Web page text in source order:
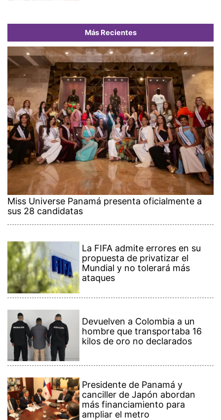
Más Recientes
Miss Universe Panamá presenta oficialmente a
sus 28 candidatas
La FIFA admite errores en su
propuesta de privatizar el
Mundial y no tolerará más
ataques
Devuelven a Colombia a un
hombre que transportaba 16
kilos de oro no declarados
Presidente de Panamá y
canciller de Japón abordan
más financiamiento para
ampliar el metro